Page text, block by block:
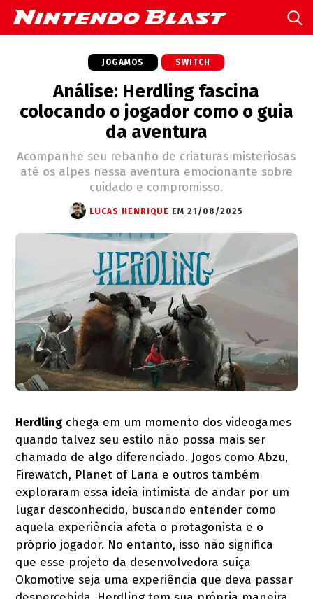
JOGAMOS SWITCH
Análise: Herdling fascina
colocando o jogador como o guia
da aventura
Acompanhe seu rebanho de criaturas misteriosas
até os alpes nessa aventura emocionante sobre
cuidado e compromisso.
LUCAS HENRIQUE EM 21/08/2025
Herdling chega em um momento dos videogames
quando talvez seu estilo não possa mais ser
chamado de algo diferenciado. Jogos como Abzu,
Firewatch, Planet of Lana e outros também
exploraram essa ideia intimista de andar por um
lugar desconhecido, buscando entender como
aquela experiência afeta o protagonista e o
próprio jogador. No entanto, isso não significa
que esse projeto da desenvolvedora suíça
Okomotive seja uma experiência que deva passar